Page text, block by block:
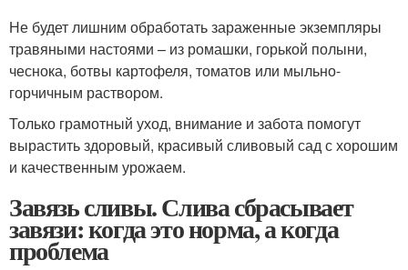
Не будет лишним обработать зараженные экземпляры
травяными настоями – из ромашки, горькой полыни,
чеснока, ботвы картофеля, томатов или мыльно-
горчичным раствором.
Только грамотный уход, внимание и забота помогут
вырастить здоровый, красивый сливовый сад с хорошим
и качественным урожаем.
Завязь сливы. Слива сбрасывает
завязи: когда это норма, а когда
проблема